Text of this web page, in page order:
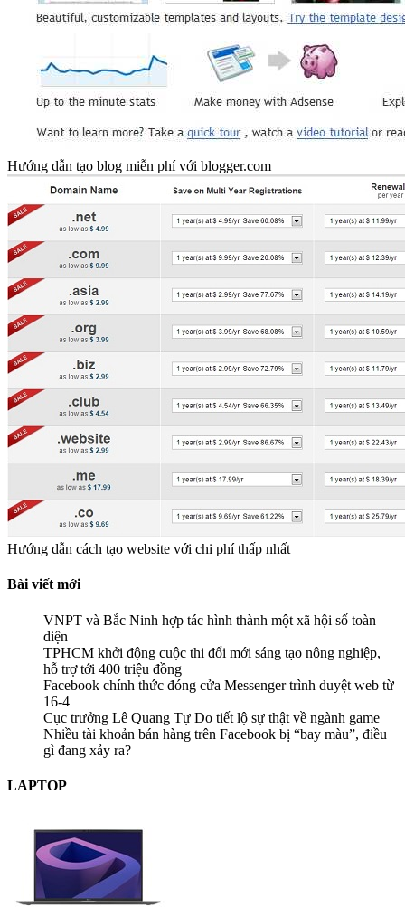
Hướng dẫn tạo blog miễn phí với blogger.com
Hướng dẫn cách tạo website với chi phí thấp nhất
Bài viết mới
VNPT và Bắc Ninh hợp tác hình thành một xã hội số toàn
diện
TPHCM khởi động cuộc thi đổi mới sáng tạo nông nghiệp,
hỗ trợ tới 400 triệu đồng
Facebook chính thức đóng cửa Messenger trình duyệt web từ
16-4
Cục trưởng Lê Quang Tự Do tiết lộ sự thật về ngành game
Nhiều tài khoản bán hàng trên Facebook bị “bay màu”, điều
gì đang xảy ra?
LAPTOP